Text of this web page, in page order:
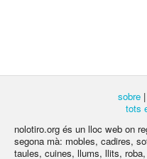
sobre |
tots
nolotiro.org és un lloc web on
segona mà: mobles, cadires,
taules, cuines, llums, llits,